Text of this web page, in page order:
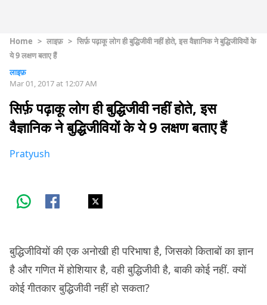
Home > लाइफ़ > सिर्फ़ पढ़ाकू लोग ही बुद्धिजीवी नहीं होते, इस वैज्ञानिक ने बुद्धिजीवियों के
ये 9 लक्षण बताए हैं
लाइफ़
Mar 01, 2017 at 12:07 AM
सिर्फ़ पढ़ाकू लोग ही बुद्धिजीवी नहीं होते, इस
वैज्ञानिक ने बुद्धिजीवियों के ये 9 लक्षण बताए हैं
Pratyush
बुद्धिजीवियों की एक अनोखी ही परिभाषा है, जिसको किताबों का ज्ञान
है और गणित में होशियार है, वही बुद्धिजीवी है, बाकी कोई नहीं. क्यों
कोई गीतकार बुद्धिजीवी नहीं हो सकता?